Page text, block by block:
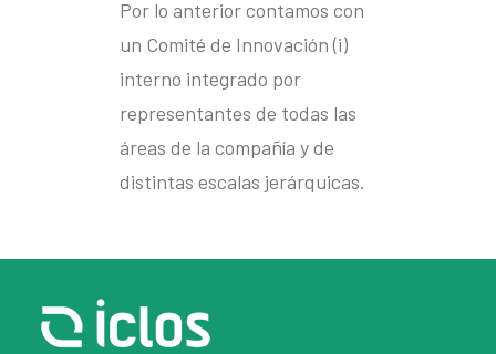
Por lo anterior contamos con
un Comité de Innovación (i)
interno integrado por
representantes de todas las
áreas de la compañía y de
distintas escalas jerárquicas.